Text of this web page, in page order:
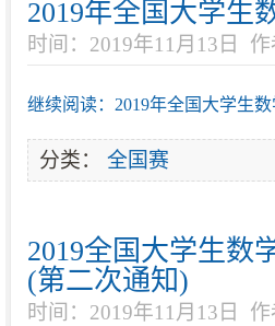
2019年全国大学生
时间：2019年11月13日 作
继续阅读：2019年全国大学生
分类： 全国赛
2019全国大学生数
(第二次通知)
时间：2019年11月13日 作